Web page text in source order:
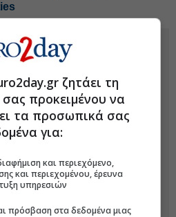
ζητάει τη
προκειμένου να
τα προσωπικά σας
για:
και περιεχόμενο,
και περιεχομένου, έρευνα
υπηρεσιών
πρόσβαση στα δεδομένα μιας